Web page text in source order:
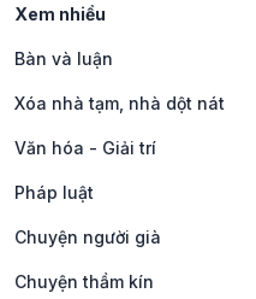
Xem nhiều
Bàn và luận
Xóa nhà tạm, nhà dột nát
Văn hóa - Giải trí
Pháp luật
Chuyện người già
Chuyện thầm kín